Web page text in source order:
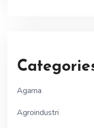
Agama
Agroindustri